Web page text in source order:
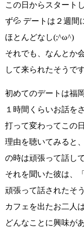
この日からスタート
ず💦 デートは２週間
ほとんどなし(;^ω^)
それでも、なんとか
して来られたそうで
初めてのデートは福
１時間くらいお話を
打って変わってこの
理由を聴いてみると
の時は頑張って話し
それを聞いた彼は、
頑張って話されたそ
カフェを出たお二人
どんなことに興味が